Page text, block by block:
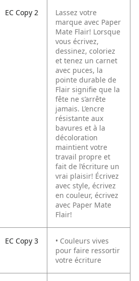
EC Copy 2
Lassez votre
marque avec Paper
Mate Flair! Lorsque
vous écrivez,
dessinez, coloriez
et tenez un carnet
avec puces, la
pointe durable de
Flair signifie que la
fête ne s’arrête
jamais. L’encre
résistante aux
bavures et à la
décoloration
maintient votre
travail propre et
fait de l’écriture un
vrai plaisir! Écrivez
avec style, écrivez
en couleur, écrivez
avec Paper Mate
Flair!
EC Copy 3
• Couleurs vives
pour faire ressortir
votre écriture